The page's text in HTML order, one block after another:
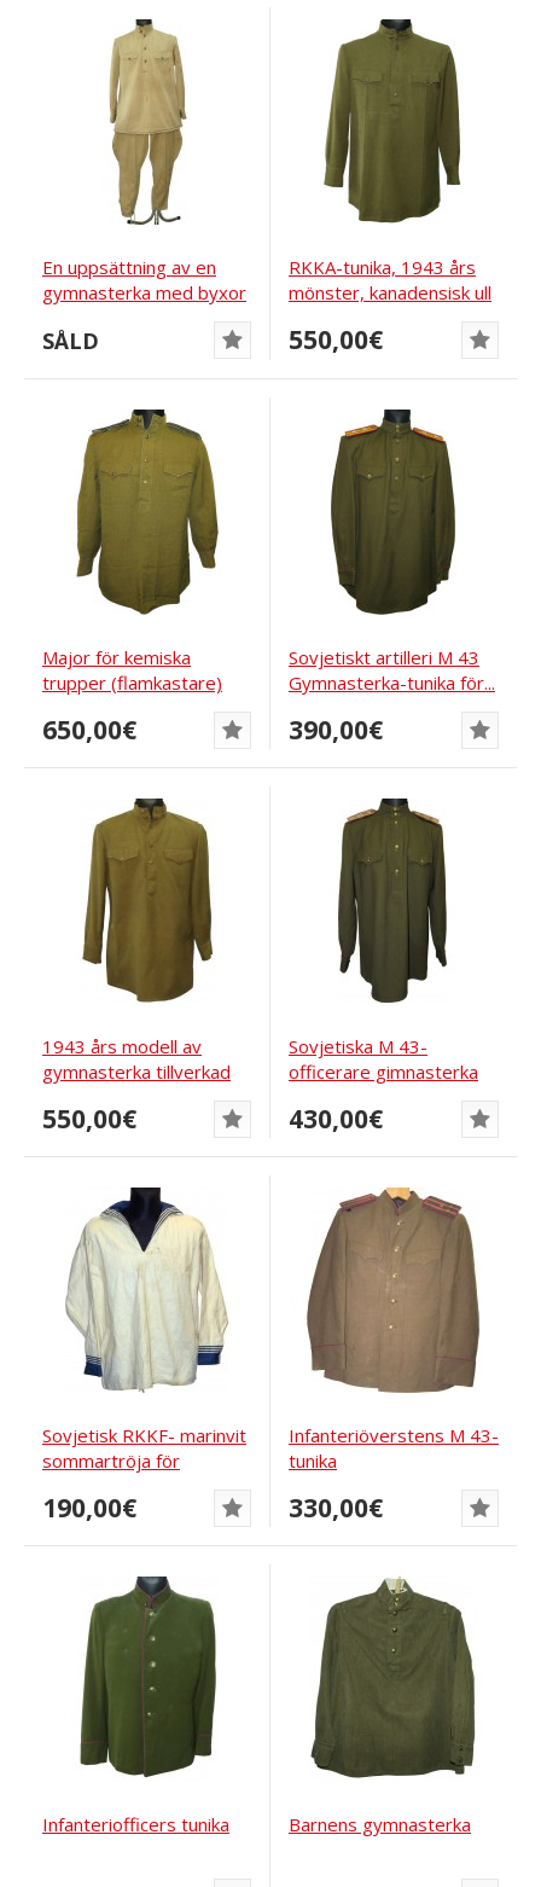
En uppsättning av en
gymnasterka med byxor
SÅLD
RKKA-tunika, 1943 års
mönster, kanadensisk ull
550,00€
Major för kemiska
trupper (flamkastare)
650,00€
Sovjetiskt artilleri M 43
Gymnasterka-tunika för...
390,00€
1943 års modell av
gymnasterka tillverkad
550,00€
Sovjetiska M 43-
officerare gimnasterka
430,00€
Sovjetisk RKKF- marinvit
sommartröja för
190,00€
Infanteriöverstens M 43-
tunika
330,00€
Infanteriofficers tunika Barnens gymnasterka